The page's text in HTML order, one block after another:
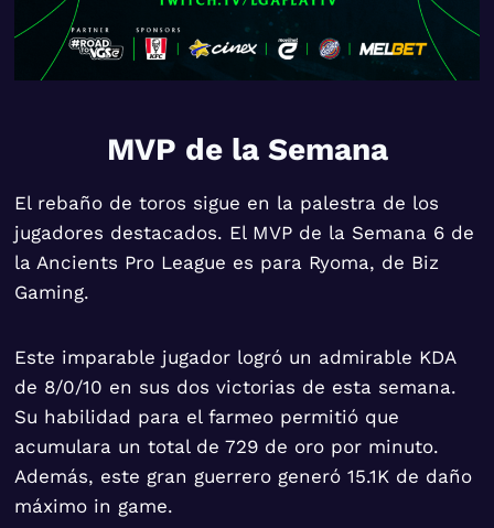
MVP de la Semana
El rebaño de toros sigue en la palestra de los
jugadores destacados. El MVP de la Semana 6 de
la Ancients Pro League es para Ryoma, de Biz
Gaming.
Este imparable jugador logró un admirable KDA
de 8/0/10 en sus dos victorias de esta semana.
Su habilidad para el farmeo permitió que
acumulara un total de 729 de oro por minuto.
Además, este gran guerrero generó 15.1K de daño
máximo in game.